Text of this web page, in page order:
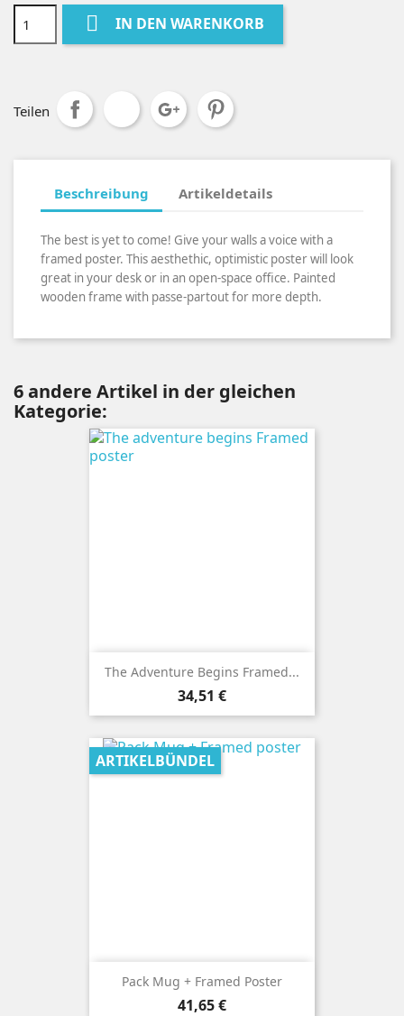
 IN DEN WARENKORB
Teilen
Beschreibung Artikeldetails
The best is yet to come! Give your walls a voice with a
framed poster. This aesthethic, optimistic poster will look
great in your desk or in an open-space office. Painted
wooden frame with passe-partout for more depth.
6 andere Artikel in der gleichen
Kategorie:
The Adventure Begins Framed...
Preis
34,51 €
Pack Mug + Framed Poster
Preis
41,65 €
ARTIKELBÜNDEL